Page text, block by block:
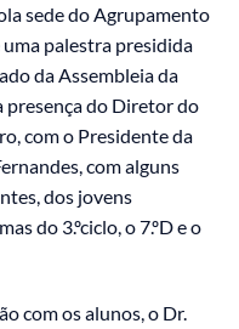
sede do Agrupamento
uma palestra presidida
da Assembleia da
presença do Diretor do
com o Presidente da
com alguns
dos jovens
do 3.ºciclo, o 7.ºD e o
com os alunos, o Dr.